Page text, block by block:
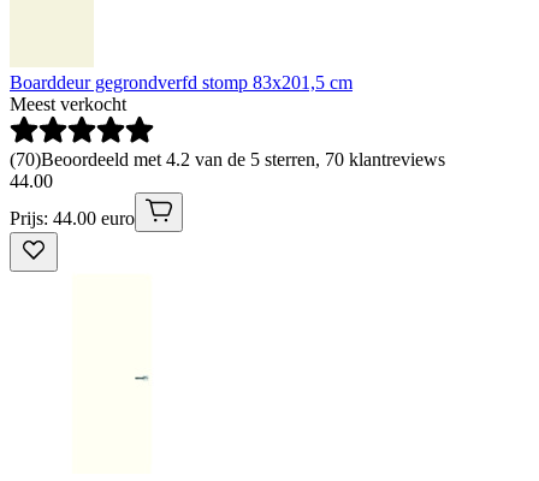
Boarddeur gegrondverfd stomp 83x201,5 cm
Meest verkocht
(70)Beoordeeld met 4.2 van de 5 sterren, 70 klantreviews
44.00
Prijs: 44.00 euro